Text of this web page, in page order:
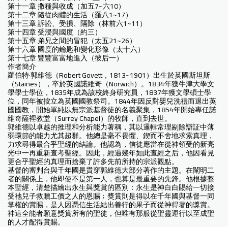
第十一章 撒種與收成（加五7~六10）
第十二章 隨從肉體的生活（羅八1~17）
第十三章 訴訟、受損、隔除（林前六1~11）
第十四章 受浸與國度（約三）
第十五章 弟兄之間的冒犯（太五21~26）
第十六章 國度的鑰匙和變化形像（太十六）
第十七章 豐豐富富地進入（彼后一）
作者簡介
羅伯特·郭維德（Robert Govett，1813~1901）出生於英國斯坦斯
（Staines），卒於英國諾維奇（Norwich）。1834年獲牛津大學文
學學士學位，1835年成為該校終身研究員，1837年獲文學碩士學
位，同年被按立為英國國教祭司。1844年因反對嬰兒洗禮而退出英
國國教，開始單純以無宗派基督徒的名義聚集，1854年開始專任諾
維奇薩裡教堂（Surrey Chapel）的牧師，直到去世。
郭維德以卓越的推理和分析能力著稱，其以邏輯常理剔除辯証中薄
弱環節的能力尤其超群。他總是毫不畏懼、鍥而不舍地求索真理，
力求尋得最合乎聖經的結論。他認為，信徒應當在從神領受的新亮
光中一再重新查考聖經。因此，經過幾年如此查經之后，他因看見
更合乎聖經的真理而捨棄了許多先前所持的宗派觀點。
基督的審判台與千年國是貫穿郭維德大部分著作的主題。在闡明二
者的關係上，他即使不是第一人，也算是最重要的先鋒。他根據整
本聖經，清楚描繪出永生與獎賞的區別：永生是神白白賜給一切接
受祂兒子救贖工價之人的恩賜﹔獎賞則是得以在千年國與基督一同
掌權的賞賜，是人因憑信生活結出善行的果子而從神得著的獎賞。
神這全能者願意獎賞所有的聖徒，但唯有那服從聖靈運行以至成聖
的人才配得賞賜。